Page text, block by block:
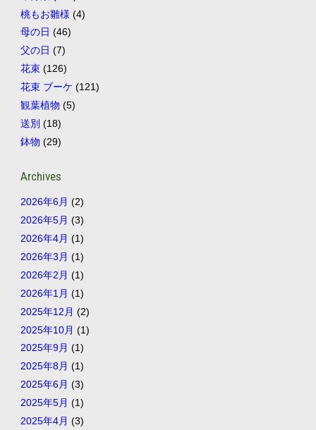
桃もお雛様 (4)
母の日 (46)
父の日 (7)
花束(126)
花束 ブーケ (121)
観葉植物 (5)
送別 (18)
鉢物 (29)
Archives
2026年6月 (2)
2026年5月 (3)
2026年4月 (1)
2026年3月 (1)
2026年2月 (1)
2026年1月 (1)
2025年12月 (2)
2025年10月 (1)
2025年9月 (1)
2025年8月 (1)
2025年6月 (3)
2025年5月 (1)
2025年4月 (3)